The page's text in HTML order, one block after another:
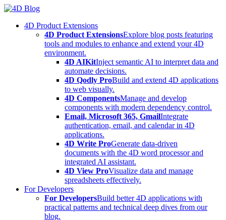
Skip
content4D Product Extensions
4D Product ExtensionsExplore blog posts featuring
tools and modules to enhance and extend your 4D
environment.
4D AIKitInject semantic AI to interpret data and
automate decisions.
4D Qodly ProBuild and extend 4D applications
to web visually.
4D ComponentsManage and develop
components with modern dependency control.
Email, Microsoft 365, GmailIntegrate
authentication, email, and calendar in 4D
applications.
4D Write ProGenerate data-driven
documents with the 4D word processor and
integrated AI assistant.
4D View ProVisualize data and manage
spreadsheets effectively.
For Developers
For DevelopersBuild better 4D applications with
practical patterns and technical deep dives from our
blog.